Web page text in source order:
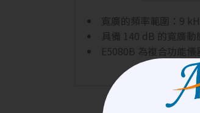
寬廣的頻率範圍：9
具備 140 dB 的寬廣
E5080B 為複合功能